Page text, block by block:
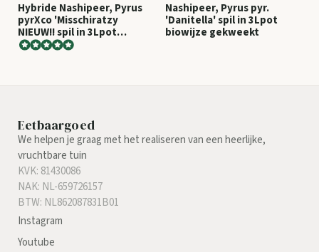
Hybride Nashipeer, Pyrus
pyrXco 'Misschiratzy
NIEUW!! spil in 3Lpot
biowijze gekweekt
Nashipeer, Pyrus pyr.
'Danitella' spil in 3Lpot
biowijze gekweekt
Eetbaargoed
We helpen je graag met het realiseren van een heerlijke,
vruchtbare tuin
KVK: 81430086
NAK: NL-659726157
BTW: NL862087831B01
Instagram
Youtube